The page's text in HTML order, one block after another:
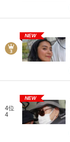
NEW
4位
4
NEW